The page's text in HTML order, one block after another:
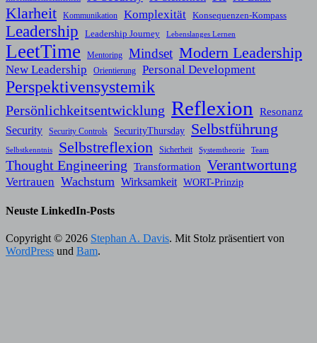
Klarheit Kommunikation Komplexität Konsequenzen-Kompass
Leadership Leadership Journey Lebenslanges Lernen
LeetTime Mentoring Mindset Modern Leadership
New Leadership Orientierung Personal Development
Perspektivensystemik
Persönlichkeitsentwicklung Reflexion
Resonanz
Security
Security Controls SecurityThursday Selbstführung
Selbstkenntnis Selbstreflexion Sicherheit Systemtheorie Team
Thought Engineering Transformation Verantwortung
Vertrauen Wachstum Wirksamkeit WORT-Prinzip
Neuste LinkedIn-Posts
Copyright © 2026 Stephan A. Davis. Mit Stolz präsentiert von
WordPress und Bam.